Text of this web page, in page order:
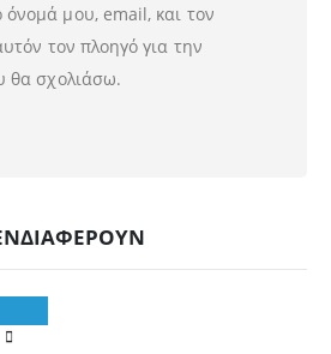
μου, email, και τον
τον πλοηγό για την
θα σχολιάσω.